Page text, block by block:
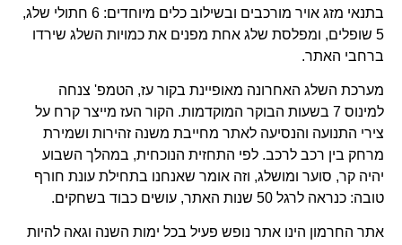
בתנאי מזג אויר מורכבים ובשילוב כלים מיוחדים: 6 חתולי שלג,
5 שופלים, ומפלסת שלג אחת מפנים את כמויות השלג שירדו
ברחבי האתר.
מערכת השלג האחרונה מאופיינת בקור עז, הטמפ' צנחה
למינוס 7 בשעות הבוקר המוקדמות. הקור העז מייצר קרח על
צירי התנועה והנסיעה לאתר מחייבת משנה זהירות ושמירת
מרחק בין רכב לרכב. לפי התחזית הנוכחית, במהלך השבוע
יהיה קר, סוער ומושלג, וזה אומר שאנחנו בתחילת עונת חורף
טובה: כנראה לרגל 50 שנות האתר, עושים כבוד בשחקים.
אתר החרמון הינו אתר נופש פעיל בכל ימות השנה וגאה להיות